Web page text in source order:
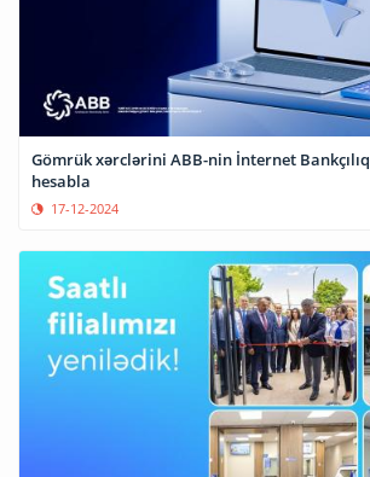
Gömrük xərclərini ABB-nin İnternet Bankçılıq platformasında
hesabla
17-12-2024